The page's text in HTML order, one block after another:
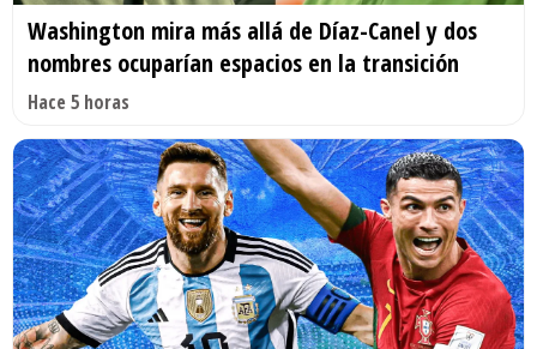
Washington mira más allá de Díaz-Canel y dos
nombres ocuparían espacios en la transición
Hace 5 horas